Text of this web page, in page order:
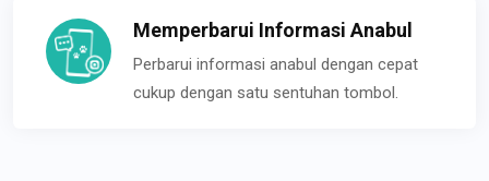
Memperbarui Informasi Anabul
Perbarui informasi anabul dengan cepat
cukup dengan satu sentuhan tombol.